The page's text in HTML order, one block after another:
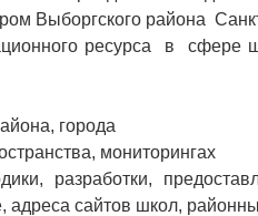
Выборгского района
ресурса в сфере
ОУ района, города
мониторингах
разработки,
сайтов школ,